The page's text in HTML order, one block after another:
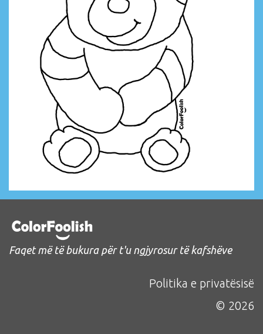
Faqet më të bukura për t'u ngjyrosur të kafshëve
Politika e privatësisë
© 2026